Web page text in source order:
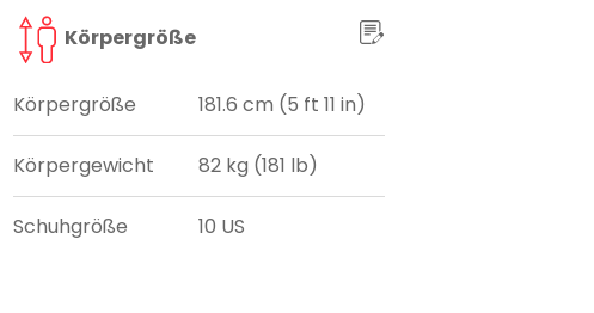
Körpergröße
Körpergröße 181.6 cm (5 ft 11 in)
Körpergewicht 82 kg (181 lb)
Schuhgröße 10 US